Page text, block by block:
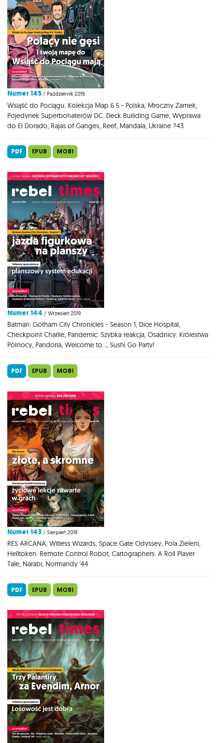
Numer 145 / Październik 2019
Wsiąść do Pociągu: Kolekcja Map 6.5 - Polska, Mroczny Zamek,
Pojedynek Superbohaterów DC: Deck Builiding Game, Wyprawa
do El Dorado, Rajas of Ganges, Reef, Mandala, Ukraine ?43
PDF EPUB MOBI
Numer 144 / Wrzesień 2019
Batman: Gotham City Chronicles - Season 1, Dice Hospital,
Checkpoint Charlie, Pandemic: Szybka reakcja, Osadnicy: Królestwa
Północy, Pandoria, Welcome to..., Sushi Go Party!
PDF EPUB MOBI
Numer 143 / Sierpień 2019
RES ARCANA, Witless Wizards, Space Gate Odyssey, Pola Zieleni,
Helltoken: Remote Control Robot, Cartographers: A Roll Player
Tale, Narabi, Normandy '44
PDF EPUB MOBI